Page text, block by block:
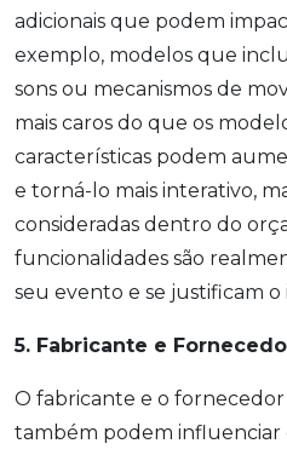
adicionais que podem
exemplo, modelos que
sons ou mecanismos de
mais caros do que os
características podem
e torná-lo mais interativo,
consideradas dentro do
funcionalidades são
seu evento e se justificam
5. Fabricante e
O fabricante e o fornecedor
também podem influenciar